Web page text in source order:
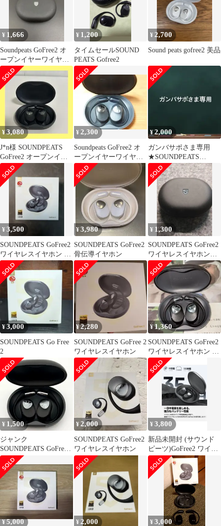
¥ 1,666
Soundpeats GoFree2 オ
ープンイヤーワイヤレ
スイヤホン
¥ 1,200
タイムセールSOUND
PEATS Gofree2
¥ 2,700
Sound peats gofree2 美品
¥3,080
J*n様 SOUNDPEATS
GoFree2 オープンイヤ
ー ワイヤレスイヤホ
¥ 2,300
Soundpeats GoFree2 オ
ープンイヤーワイヤレ
スイヤホン
¥2,000
ガンバサポさま専用
★SOUNDPEATS
GoFree2 イヤホンのみ
★
¥3,500
SOUNDPEATS GoFree2
ワイヤレスイヤホン パ
ールブラック
¥3,980
SOUNDPEATS GoFree2
骨伝導イヤホン
¥ 1,300
SOUNDPEATS GoFree2
ワイヤレスイヤホン
ジャンク
¥3,000
SOUNDPEATS Go Free
2
¥2,280
SOUNDPEATS GoFree 2
ワイヤレスイヤホン
¥1,360
SOUNDPEATS GoFree2
ワイヤレスイヤホン イ
ヤーカフ型 ハイレゾ
¥ 1,500
ジャンク
SOUNDPEATS GoFree2
ワイヤレスイヤホン
¥2,000
SOUNDPEATS GoFree2
ワイヤレスイヤホン
¥3,800
新品未開封 (サウンド
ピーツ)GoFree2 ワイヤ
レスイヤホン オープン
イヤー
¥5,000 ¥ 2,000 ¥3,000